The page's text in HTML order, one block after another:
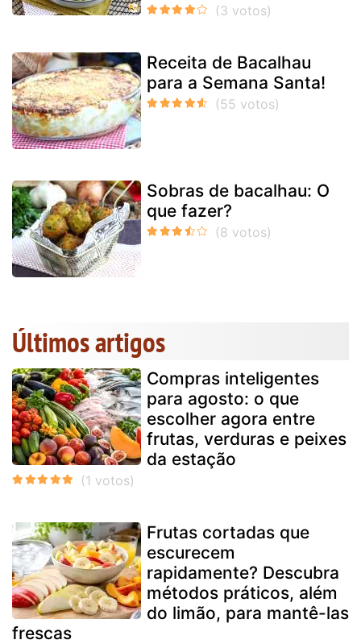
Receita de Bacalhau
para a Semana Santa!
Sobras de bacalhau: O
que fazer?
Últimos artigos
Compras inteligentes
para agosto: o que
escolher agora entre
frutas, verduras e peixes
da estação
Frutas cortadas que
escurecem
rapidamente? Descubra
métodos práticos, além
do limão, para mantê-las
frescas